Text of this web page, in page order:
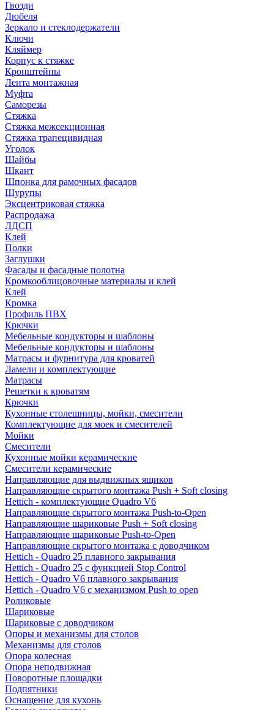
Гвозди
Дюбеля
Зеркало и стеклодержатели
Ключи
Кляймер
Корпус к стяжке
Кронштейны
Лента монтажная
Муфта
Саморезы
Стяжка
Стяжка межсекционная
Стяжка трапецивидная
Уголок
Шайбы
Шкант
Шпонка для рамочных фасадов
Шурупы
Эксцентриковая стяжка
Распродажа
ЛДСП
Клей
Полки
Заглушки
Фасады и фасадные полотна
Кромкооблицовочные материалы и клей
Клей
Кромка
Профиль ПВХ
Крючки
Мебельные кондукторы и шаблоны
Мебельные кондукторы и шаблоны
Матрасы и фурнитура для кроватей
Ламели и комплектующие
Матрасы
Решетки к кроватям
Крючки
Кухонные столешницы, мойки, смесители
Комплектующие для моек и смесителей
Мойки
Смесители
Кухонные мойки керамические
Смесители керамические
Направляющие для выдвижных ящиков
Направляющие скрытого монтажа Push + Soft closing
Hettich - комплектующие Quadro V6
Направляющие скрытого монтажа Push-to-Open
Направляющие шариковые Push + Soft closing
Направляющие шариковые Push-to-Open
Направляющие скрытого монтажа с доводчиком
Hettich - Quadro 25 плавного закрывания
Hettich - Quadro 25 с функцией Stop Control
Hettich - Quadro V6 плавного закрывания
Hettich - Quadro V6 с механизмом Push to open
Роликовые
Шариковые
Шариковые с доводчиком
Опоры и механизмы для столов
Механизмы для столов
Опора колесная
Опора неподвижная
Поворотные площадки
Подпятники
Оснащение для кухонь